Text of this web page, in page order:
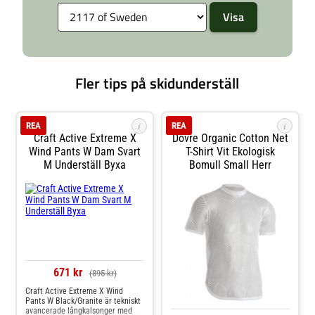
21 % polyamid
Fler tips på skidunderställ
i
Craft Active Extreme X
Wind Pants W Dam Svart
M Underställ Byxa
REA
671 kr (895 kr)
Craft Active Extreme X Wind
Pants W Black/Granite är tekniskt
avancerade långkalsonger med
i
Dovre Organic Cotton Net
T-Shirt Vit Ekologisk
Bomull Small Herr
REA